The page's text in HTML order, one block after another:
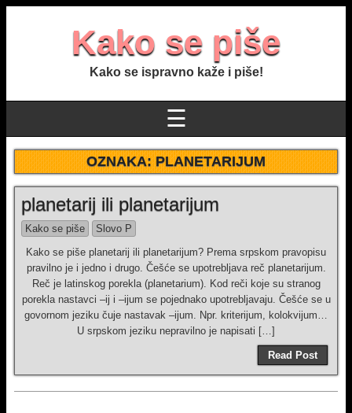
Kako se piše
Kako se ispravno kaže i piše!
☰
OZNAKA:PLANETARIJUM
planetarij ili planetarijum
Kako se piše
Slovo P
Kako se piše planetarij ili planetarijum? Prema srpskom pravopisu
pravilno je i jedno i drugo. Češće se upotrebljava reč planetarijum.
Reč je latinskog porekla (planetarium). Kod reči koje su stranog
porekla nastavci –ij i –ijum se pojednako upotrebljavaju. Češće se u
govornom jeziku čuje nastavak –ijum. Npr. kriterijum, kolokvijum…
U srpskom jeziku nepravilno je napisati […]
Read Post